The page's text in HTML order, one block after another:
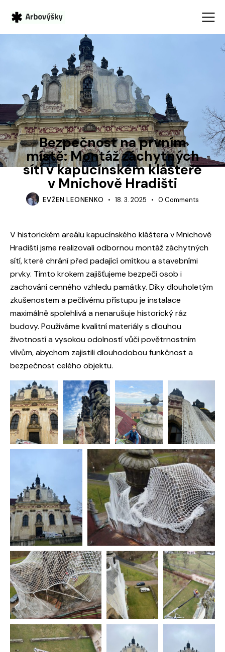
VÝŠKOVÉ PRÁCE
Bezpečnost na prvním
místě: Montáž záchytných
sítí v kapucínském klášteře
v Mnichově Hradišti
EVŽEN LEONENKO 18. 3. 2025 0 Comments
V historickém areálu kapucínského kláštera v Mnichově
Hradišti jsme realizovali odbornou montáž záchytných
sítí, které chrání před padající omítkou a stavebními
prvky. Tímto krokem zajišťujeme bezpečí osob i
zachování cenného vzhledu památky. Díky dlouholetým
zkušenostem a pečlivému přístupu je instalace
maximálně spolehlivá a nenarušuje historický ráz
budovy. Používáme kvalitní materiály s dlouhou
životností a vysokou odolností vůči povětrnostním
vlivům, abychom zajistili dlouhodobou funkčnost a
bezpečnost celého objektu.